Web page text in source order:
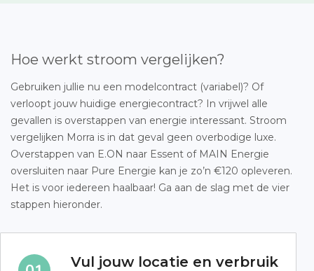
Hoe werkt stroom vergelijken?
Gebruiken jullie nu een modelcontract (variabel)? Of
verloopt jouw huidige energiecontract? In vrijwel alle
gevallen is overstappen van energie interessant. Stroom
vergelijken Morra is in dat geval geen overbodige luxe.
Overstappen van E.ON naar Essent of MAIN Energie
oversluiten naar Pure Energie kan je zo’n €120 opleveren.
Het is voor iedereen haalbaar! Ga aan de slag met de vier
stappen hieronder.
Vul jouw locatie en verbruik